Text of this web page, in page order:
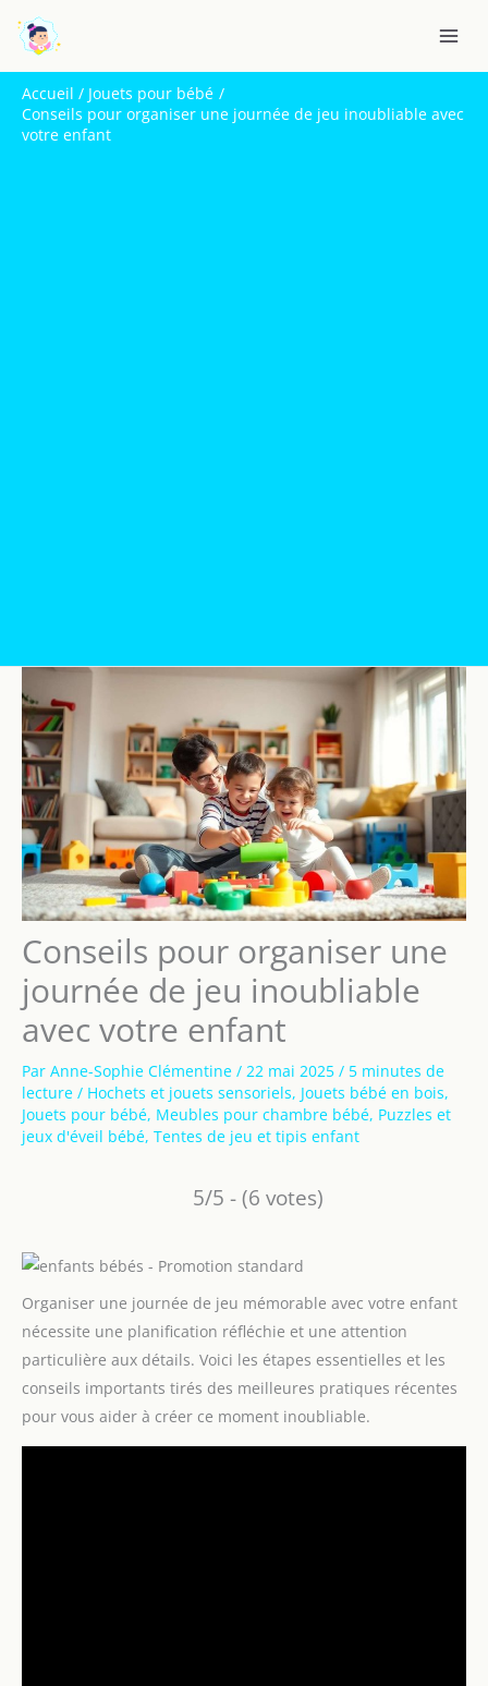
contenu
Accueil
Jouets pour bébé
Conseils pour organiser une journée de jeu inoubliable avec
votre enfant
Conseils pour organiser une
journée de jeu inoubliable
avec votre enfant
Par Anne-Sophie Clémentine / 22 mai 2025 / 5 minutes de
lecture / Hochets et jouets sensoriels, Jouets bébé en bois,
Jouets pour bébé, Meubles pour chambre bébé, Puzzles et
jeux d'éveil bébé, Tentes de jeu et tipis enfant
5/5 - (6 votes)
Organiser une journée de jeu mémorable avec votre enfant
nécessite une planification réfléchie et une attention
particulière aux détails. Voici les étapes essentielles et les
conseils importants tirés des meilleures pratiques récentes
pour vous aider à créer ce moment inoubliable.
e
c
h
e